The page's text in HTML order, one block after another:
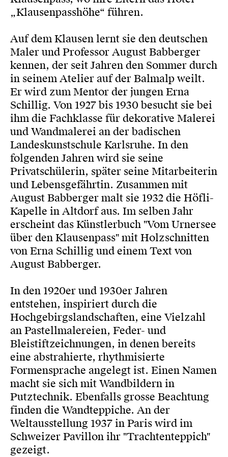
„Klausenpasshöhe“ führen.
Auf dem Klausen lernt sie den deutschen
Maler und Professor August Babberger
kennen, der seit Jahren den Sommer durch
in seinem Atelier auf der Balmalp weilt.
Er wird zum Mentor der jungen Erna
Schillig. Von 1927 bis 1930 besucht sie bei
ihm die Fachklasse für dekorative Malerei
und Wandmalerei an der badischen
Landeskunstschule Karlsruhe. In den
folgenden Jahren wird sie seine
Privatschülerin, später seine Mitarbeiterin
und Lebensgefährtin. Zusammen mit
August Babberger malt sie 1932 die Höfli-
Kapelle in Altdorf aus. Im selben Jahr
erscheint das Künstlerbuch "Vom Urnersee
über den Klausenpass" mit Holzschnitten
von Erna Schillig und einem Text von
August Babberger.
In den 1920er und 1930er Jahren
entstehen, inspiriert durch die
Hochgebirgslandschaften, eine Vielzahl
an Pastellmalereien, Feder- und
Bleistiftzeichnungen, in denen bereits
eine abstrahierte, rhythmisierte
Formensprache angelegt ist. Einen Namen
macht sie sich mit Wandbildern in
Putztechnik. Ebenfalls grosse Beachtung
finden die Wandteppiche. An der
Weltausstellung 1937 in Paris wird im
Schweizer Pavillon ihr "Trachtenteppich"
gezeigt.